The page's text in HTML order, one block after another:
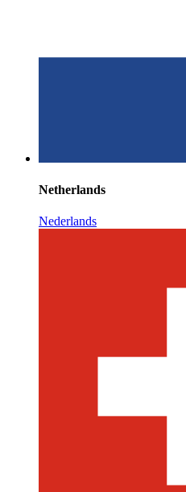
Netherlands
Nederlands